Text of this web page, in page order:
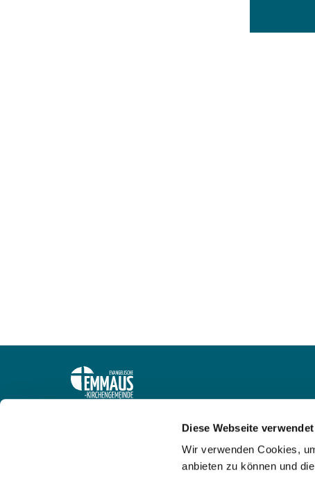
Diese Webseite
Wir verwenden Cookies,
anbieten zu können und
Ev. Emmaus-Kirchengemeinde Oestrich-